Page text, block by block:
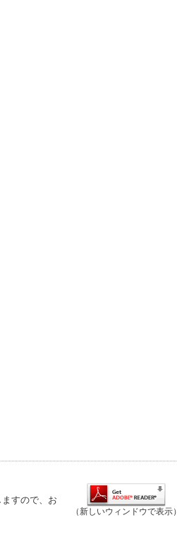
すので、お
（新しいウィンドウで表示）